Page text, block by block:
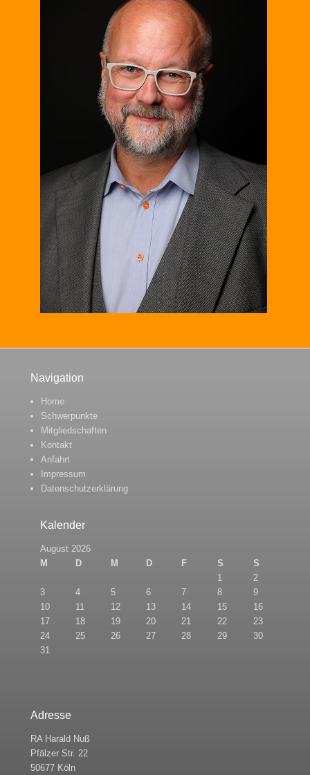
Navigation
Home
Schwerpunkte
Mitgliedschaften
Kontakt
Anfahrt
Impressum
Datenschutzerklärung
Kalender
August 2026
M
D M D F S
S
1
2
3
4 5 6 7 8
9
10
11 12 13 14 15
16
17
18 19 20 21 22
23
24
25 26 27 28 29
30
31
Adresse
RA Harald Nuß
Pfälzer Str. 22
50677 Köln